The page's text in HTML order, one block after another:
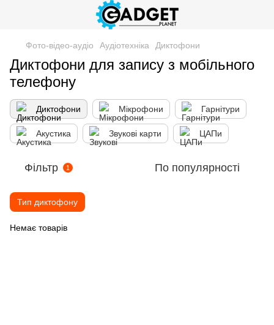
Фото-відео-аудіо Аудіотехніка Диктофони
Диктофони для запису з мобільного
телефону
Диктофони Мікрофони Гарнітури
Акустика Звукові карти ЦАПи
Фільтр 1 По популярності
Тип диктофону
Немає товарів